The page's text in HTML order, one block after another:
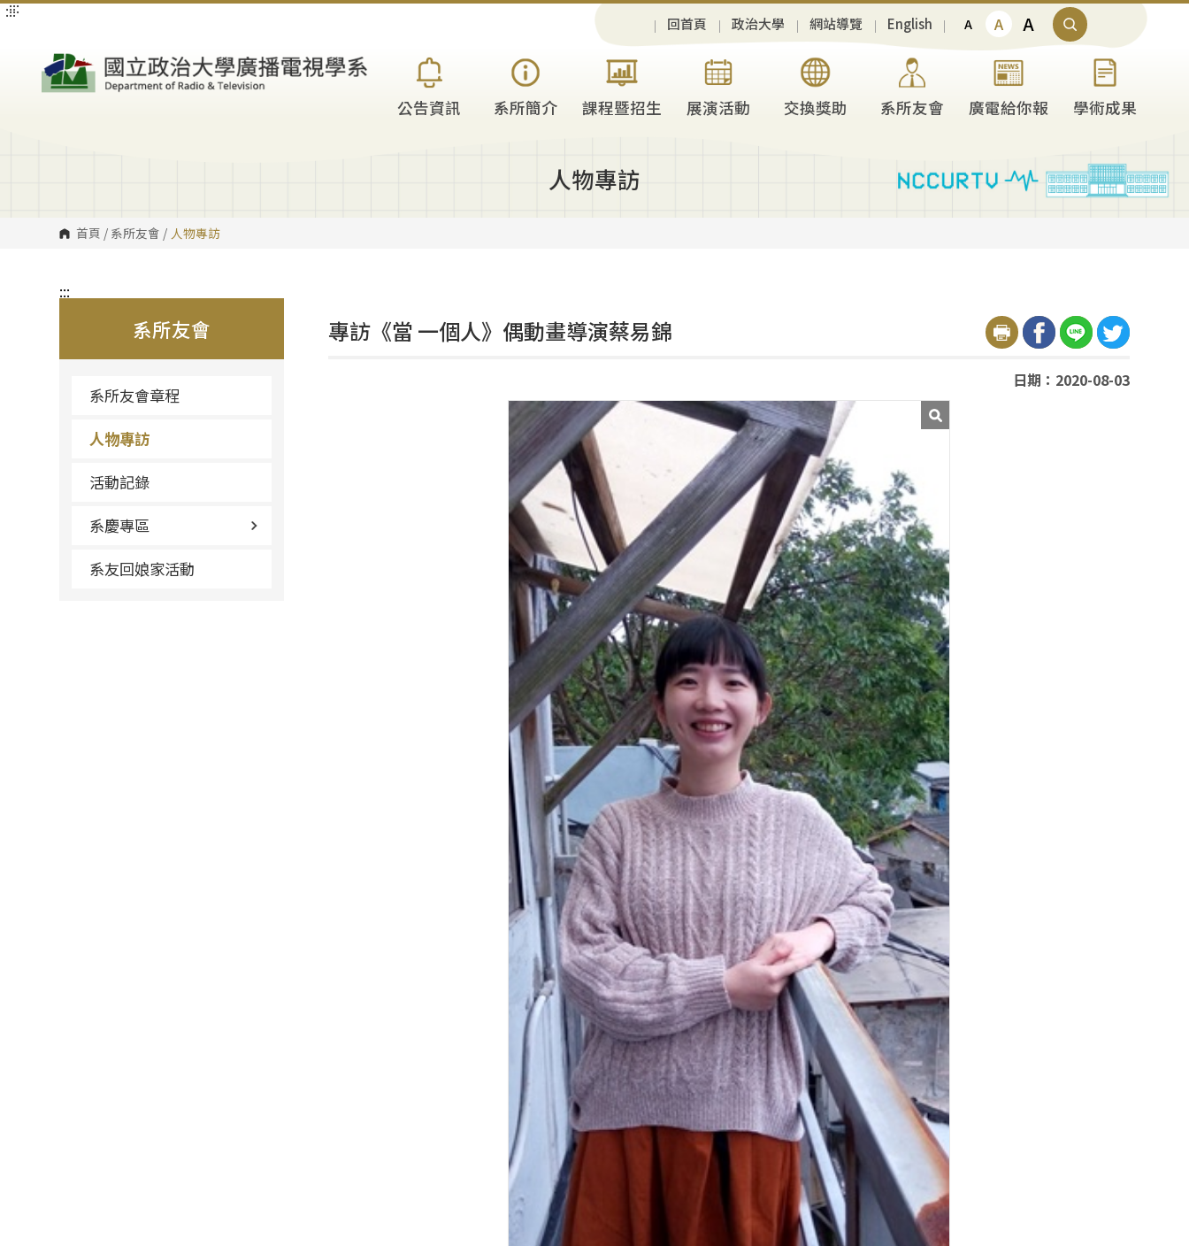
跳
:::
回首頁 政治大學 網站導覽 English A A A
公告資訊 系所簡介 課程暨招生 展演活動 交換獎助 系所友會 廣電給你報 學術成果
人物專訪
首頁 / 系所友會 / 人物專訪
:::
系所友會
系所友會章程
人物專訪
活動記錄
系慶專區
系友回娘家活動
:::
專訪《當 一個人》偶動畫導演蔡易錦
日期：2020-08-03